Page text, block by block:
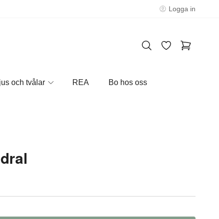
Logga in
och tvålar REA Bo hos oss